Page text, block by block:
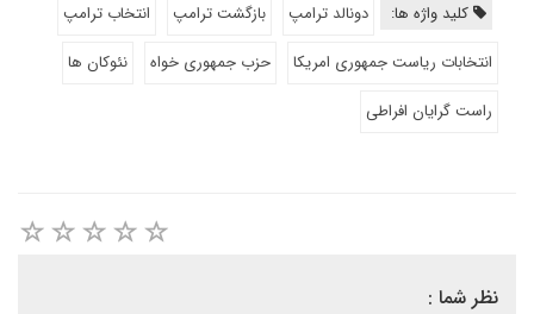
کلید واژه ها: دونالد ترامپ بازگشت ترامپ
انتخاب ترامپ
انتخابات ریاست جمهوری امریکا
حزب جمهوری خواه
نئوکان ها
راست گرایان افراطی
نظر شما :